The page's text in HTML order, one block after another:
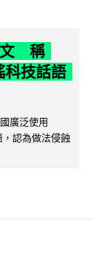
文 稱
科技話語
廣泛使用
認為做法侵蝕